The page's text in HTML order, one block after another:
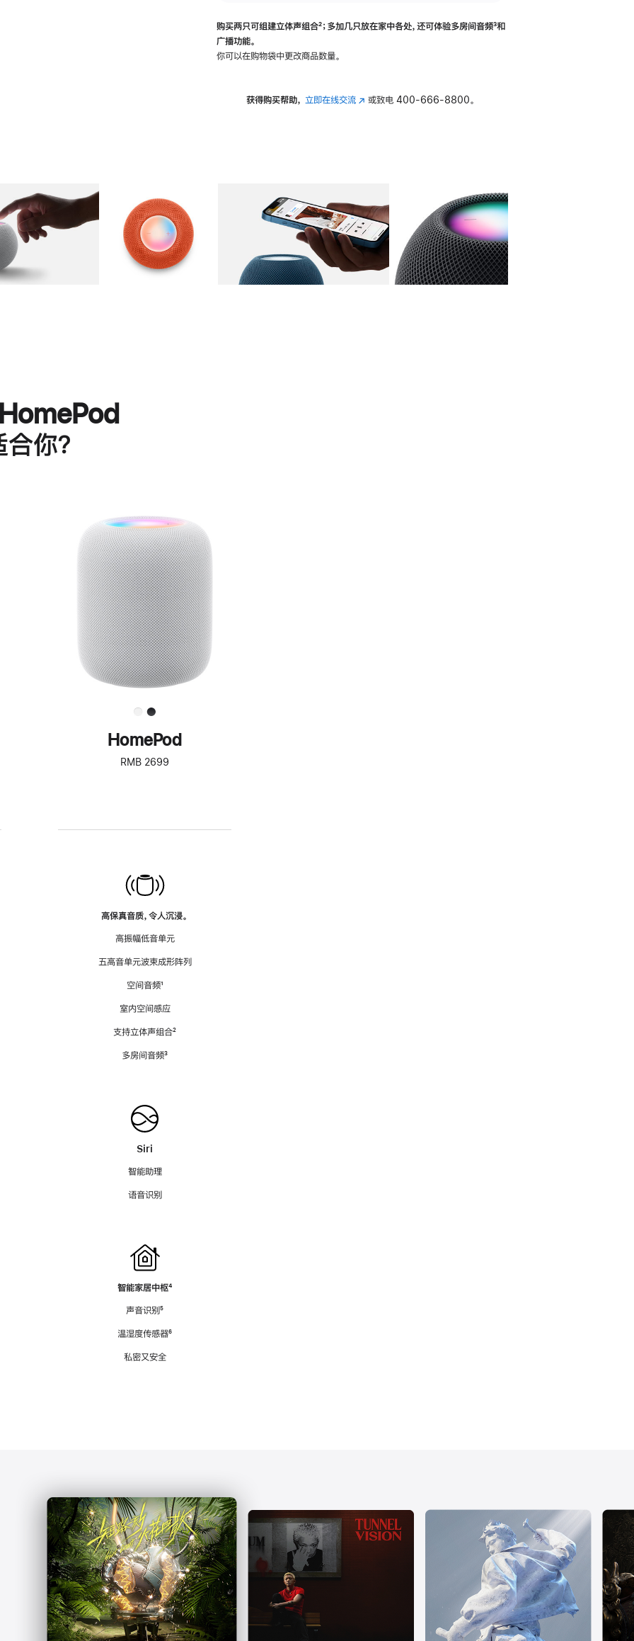
购买两只可组建立体声组合脚
²；多加几只放在家中各处，还可体验多‍房‍间音频脚
³和
广播功能。
你可以在购物袋中更改商品数量。
获得购买帮助， 立即在线交流(在 或致电 400-666-8800。
图库 图像 图库 图像 图库 图像 4 图库 图像 5
你？
进
一
步
了
解
HomePod<
HomePod
RMB 2699
高保真音质，令人沉浸。
高振幅低音单元
五高音单元波束成形阵列
空间音频脚
¹
室内空间感应
支持立体声组合脚
²
多房间音频脚
³
Siri
智能助理
语音识别
智能家居中枢脚
⁴
声音识别脚
⁵
温湿度传感器脚
⁶
私密又安全